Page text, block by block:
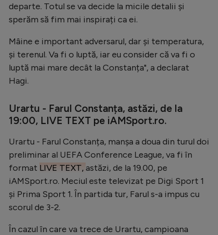
departe. Totul se va decide la micile detalii și
sperăm să fim mai inspirați ca ei.
Mâine e important adversarul, dar și temperatura,
și terenul. Va fi o luptă, iar eu consider că va fi o
luptă mai mare decât la Constanța", a declarat
Hagi.
Urartu - Farul Constanța, astăzi, de la
19:00, LIVE TEXT pe iAMSport.ro.
Urartu - Farul Constanța, manșa a doua din turul doi
preliminar al UEFA Conference League, va fi în
format LIVE TEXT,astăzi, de la 19.00, pe
iAMSport.ro. Meciul este televizat pe Digi Sport 1
și Prima Sport 1. În partida tur, Farul s-a impus cu
scorul de 3-2.
În cazul în care va trece de Urartu, campioana